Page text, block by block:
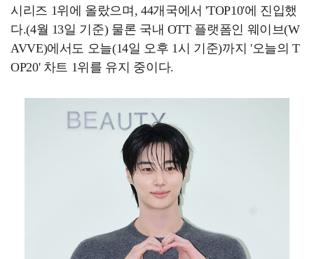
시리즈 1위에 올랐으며, 44개국에서 'TOP10'에 진입했
다.(4월 13일 기준) 물론 국내 OTT 플랫폼인 웨이브(W
AVVE)에서도 오늘(14일 오후 1시 기준)까지 '오늘의 T
OP20' 차트 1위를 유지 중이다.